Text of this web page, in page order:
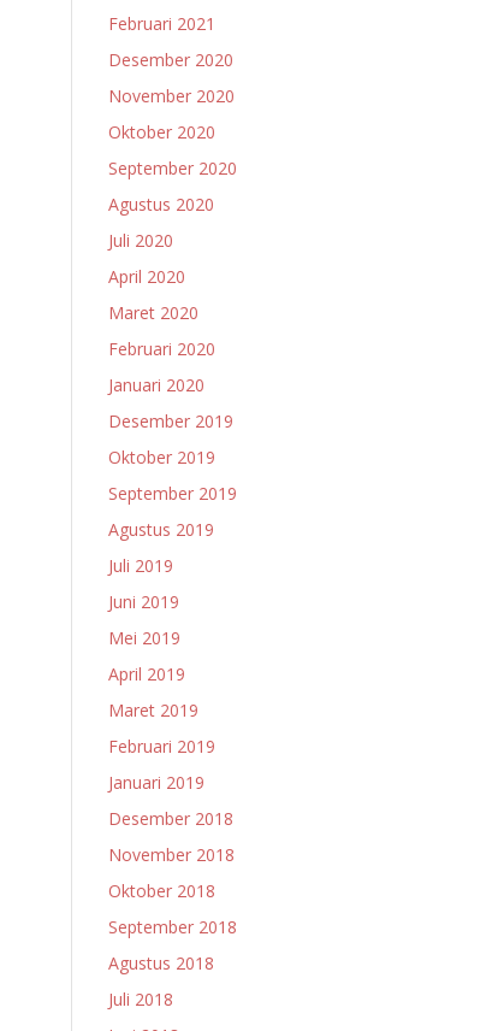
Februari 2021
Desember 2020
November 2020
Oktober 2020
September 2020
Agustus 2020
Juli 2020
April 2020
Maret 2020
Februari 2020
Januari 2020
Desember 2019
Oktober 2019
September 2019
Agustus 2019
Juli 2019
Juni 2019
Mei 2019
April 2019
Maret 2019
Februari 2019
Januari 2019
Desember 2018
November 2018
Oktober 2018
September 2018
Agustus 2018
Juli 2018